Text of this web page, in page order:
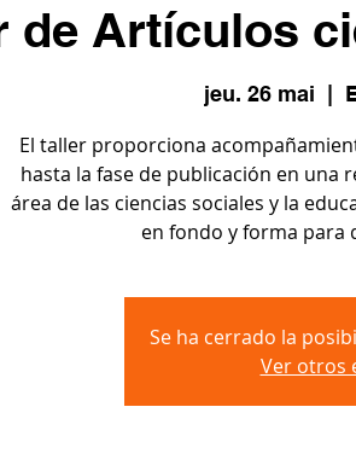
de Artículos
jeu. 26 mai
El taller proporciona
hasta la fase de publicación en una
área de las ciencias sociales y la
en fondo y forma para
Se ha cerrado la
Ver otros